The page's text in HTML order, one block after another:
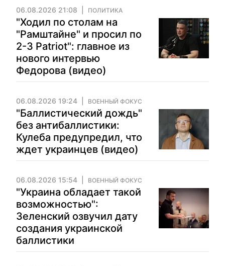
06.08.2026 21:08 ПОЛИТИКА
"Ходил по столам на
"Рамштайне" и просил по
2-3 Patriot": главное из
нового интервью
Федорова (видео)
06.08.2026 19:24 ВОЕННЫЙ ФОКУС
"Баллистический дождь"
без антибаллистики:
Кулеба предупредил, что
ждет украинцев (видео)
06.08.2026 15:54 ВОЕННЫЙ ФОКУС
"Украина обладает такой
возможностью":
Зеленский озвучил дату
создания украинской
баллистики